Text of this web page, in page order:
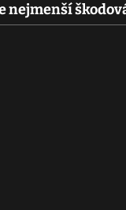
nejmenší